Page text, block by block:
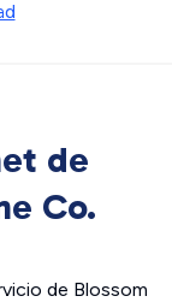
de
Co.
de Blossom